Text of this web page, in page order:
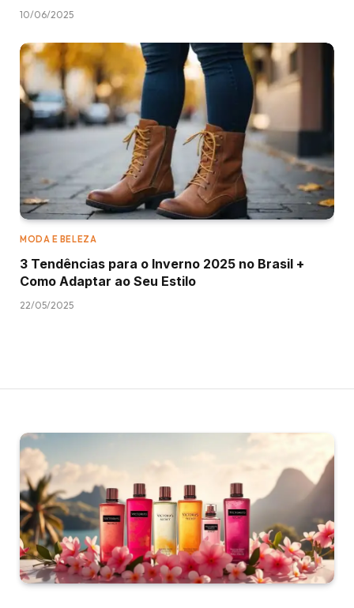
10/06/2025
MODA E BELEZA
3 Tendências para o Inverno 2025 no Brasil +
Como Adaptar ao Seu Estilo
22/05/2025